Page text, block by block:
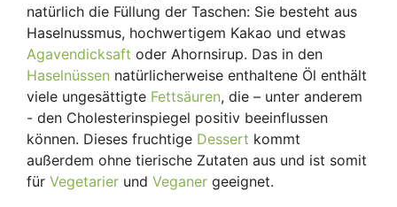
natürlich die Füllung der Taschen: Sie besteht aus
Haselnussmus, hochwertigem Kakao und etwas
Agavendicksaft oder Ahornsirup. Das in den
Haselnüssen natürlicherweise enthaltene Öl enthält
viele ungesättigte Fettsäuren, die – unter anderem
- den Cholesterinspiegel positiv beeinflussen
können. Dieses fruchtige Dessert kommt
außerdem ohne tierische Zutaten aus und ist somit
für Vegetarier und Veganer geeignet.